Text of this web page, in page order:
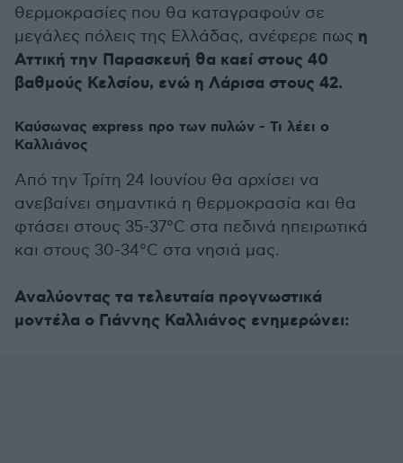
θερμοκρασίες που θα καταγραφούν σε
μεγάλες πόλεις της Ελλάδας, ανέφερε πως η
Αττική την Παρασκευή θα καεί στους 40
βαθμούς Κελσίου, ενώ η Λάρισα στους 42.
Καύσωνας express προ των πυλών - Τι λέει ο
Καλλιάνος
Από την Τρίτη 24 Ιουνίου θα αρχίσει να
ανεβαίνει σημαντικά η θερμοκρασία και θα
φτάσει στους 35-37°C στα πεδινά ηπειρωτικά
και στους 30-34°C στα νησιά μας.
Αναλύοντας τα τελευταία προγνωστικά
μοντέλα ο Γιάννης Καλλιάνος ενημερώνει: